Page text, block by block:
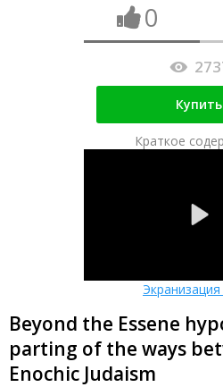
0
Купить
Краткое
Экранизация
Beyond the Essene
parting of the ways
Enochic Judaism